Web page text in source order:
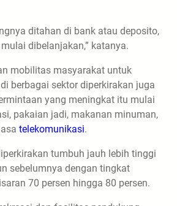
ditahan di bank atau deposito,
dibelanjakan,” katanya.
mobilitas masyarakat untuk
berbagai sektor diperkirakan juga
yang meningkat itu mulai
pakaian jadi, makanan minuman,
telekomunikasi.
tumbuh jauh lebih tinggi
sebelumnya dengan tingkat
70 persen hingga 80 persen.